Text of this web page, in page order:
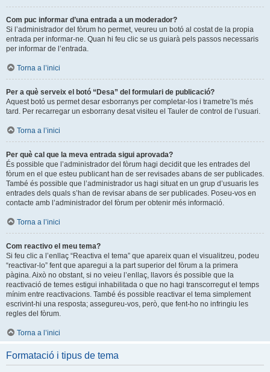
Com puc informar d’una entrada a un moderador?
Si l’administrador del fòrum ho permet, veureu un botó al costat de la propia
entrada per informar-ne. Quan hi feu clic se us guiarà pels passos necessaris
per informar de l’entrada.
Torna a l’inici
Per a què serveix el botó “Desa” del formulari de publicació?
Aquest botó us permet desar esborranys per completar-los i trametre’ls més
tard. Per recarregar un esborrany desat visiteu el Tauler de control de l’usuari.
Torna a l’inici
Per què cal que la meva entrada sigui aprovada?
És possible que l’administrador del fòrum hagi decidit que les entrades del
fòrum en el que esteu publicant han de ser revisades abans de ser publicades.
També és possible que l’administrador us hagi situat en un grup d’usuaris les
entrades dels quals s’han de revisar abans de ser publicades. Poseu-vos en
contacte amb l’administrador del fòrum per obtenir més informació.
Torna a l’inici
Com reactivo el meu tema?
Si feu clic a l’enllaç “Reactiva el tema” que apareix quan el visualitzeu, podeu
“reactivar-lo” fent que aparegui a la part superior del fòrum a la primera
pàgina. Això no obstant, si no veieu l’enllaç, llavors és possible que la
reactivació de temes estigui inhabilitada o que no hagi transcorregut el temps
mínim entre reactivacions. També és possible reactivar el tema simplement
escrivint-hi una resposta; assegureu-vos, però, que fent-ho no infringiu les
regles del fòrum.
Torna a l’inici
Formatació i tipus de tema